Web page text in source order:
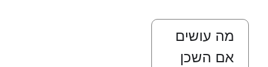
מה עושים
אם השכן